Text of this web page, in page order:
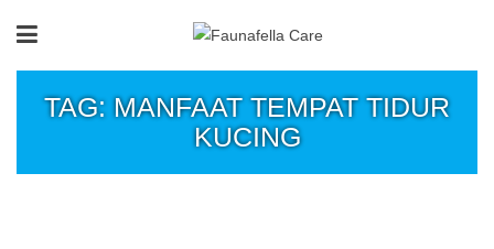
TAG: MANFAAT TEMPAT TIDUR
KUCING